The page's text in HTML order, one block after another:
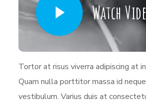
Watch
Tortor at risus viverra adipiscing at
Quam nulla porttitor massa id
vestibulum. Varius duis at